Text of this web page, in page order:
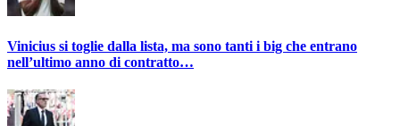
Vinicius si toglie dalla lista, ma sono tanti i big che entrano
nell’ultimo anno di contratto…